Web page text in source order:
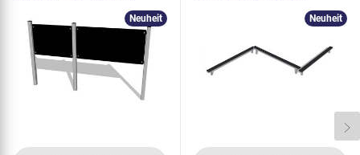
Neuheit Neuheit